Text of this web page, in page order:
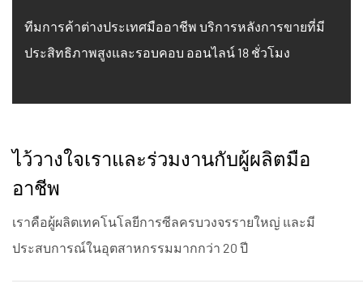
ทีมการค้าต่างประเทศมืออาชีพ บริการหลังการขายที่มี
ประสิทธิภาพสูงและรอบคอบ ออนไลน์ 18 ชั่วโมง
ไว้วางใจเราและร่วมงานกับผู้ผลิตมือ
อาชีพ
เราคือผู้ผลิตเทคโนโลยีการซีลครบวงจรรายใหญ่ และมี
ประสบการณ์ในอุตสาหกรรมมากกว่า 20 ปี